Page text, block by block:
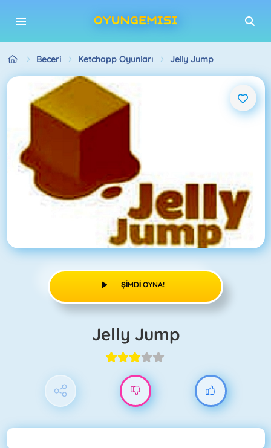
Beceri Ketchapp Oyunları Jelly Jump
ŞIMDI OYNA!
Jelly Jump